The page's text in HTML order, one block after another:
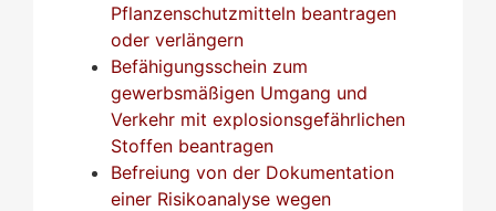
Pflanzenschutzmitteln beantragen
oder verlängern
Befähigungsschein zum
gewerbsmäßigen Umgang und
Verkehr mit explosionsgefährlichen
Stoffen beantragen
Befreiung von der Dokumentation
einer Risikoanalyse wegen